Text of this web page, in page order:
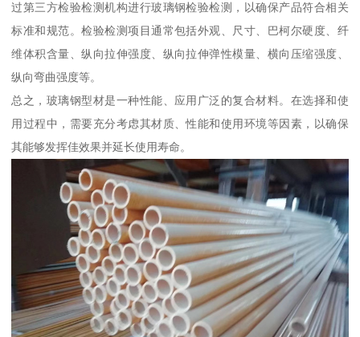
过第三方检验检测机构进行玻璃钢检验检测，以确保产品符合相关
标准和规范。检验检测项目通常包括外观、尺寸、巴柯尔硬度、纤
维体积含量、纵向拉伸强度、纵向拉伸弹性模量、横向压缩强度、
纵向弯曲强度等。
总之，玻璃钢型材是一种性能、应用广泛的复合材料。在选择和使
用过程中，需要充分考虑其材质、性能和使用环境等因素，以确保
其能够发挥佳效果并延长使用寿命。